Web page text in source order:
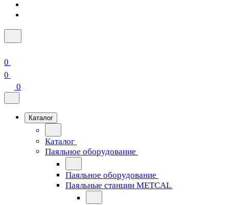
0
0
0
Каталог
Каталог
Паяльное оборудование
Паяльное оборудование
Паяльные станции METCAL